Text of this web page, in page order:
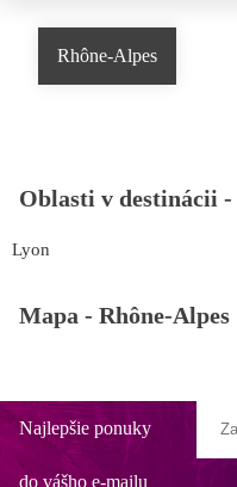
Rhône-Alpes
Oblasti v destinácii -
Lyon
Mapa - Rhône-Alpes
Najlepšie ponuky
do vášho e-mailu